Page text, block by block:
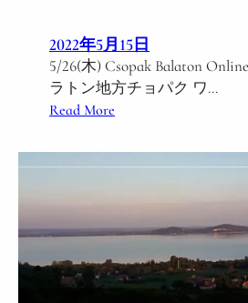
2022年5月15日
5/26(木) Csopak Balaton
ラトン地方チョパク ワ…
Read More
/
(
木
)
C